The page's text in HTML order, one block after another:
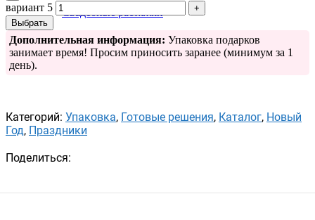
Свадебные растяжки
вариант 5
Выбрать
Дополнительная информация: Упаковка подарков
занимает время! Просим приносить заранее (минимум за 1
день).
Категорий: Упаковка, Готовые решения, Каталог, Новый
Год, Праздники
Поделиться: